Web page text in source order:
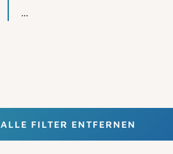
...
ALLE FILTER ENTFERNEN